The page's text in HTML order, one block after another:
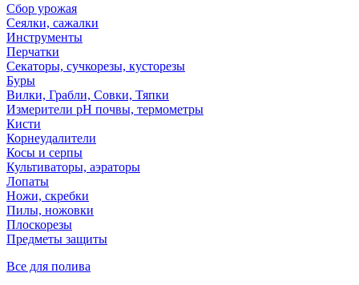
Сбор урожая
Сеялки, сажалки
Инструменты
Перчатки
Секаторы, сучкорезы, кусторезы
Буры
Вилки, Грабли, Совки, Тяпки
Измерители pH почвы, термометры
Кисти
Корнеудалители
Косы и серпы
Культиваторы, аэраторы
Лопаты
Ножи, скребки
Пилы, ножовки
Плоскорезы
Предметы защиты
Все для полива